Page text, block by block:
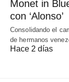
Monet in
con ‘Alonso’
Consolidando el
de hermanos
Hace 2 días